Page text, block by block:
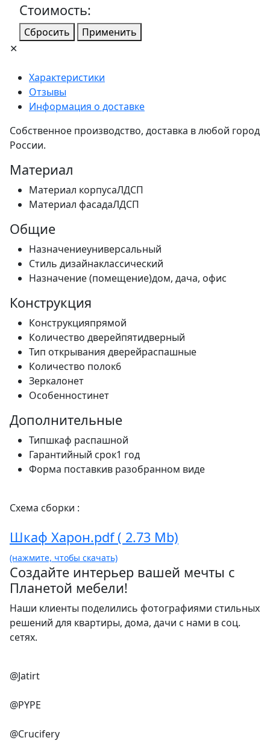
Стоимость:
Сбросить
Применить
✕
Характеристики
Отзывы
Информация о доставке
Собственное производство, доставка в любой город
России.
Материал
Материал корпусаЛДСП
Материал фасадаЛДСП
Общие
Назначениеуниверсальный
Стиль дизайнаклассический
Назначение (помещение)дом, дача, офис
Конструкция
Конструкцияпрямой
Количество дверейпятидверный
Тип открывания дверейраспашные
Количество полок6
Зеркалонет
Особенностинет
Дополнительные
Типшкаф распашной
Гарантийный срок1 год
Форма поставкив разобранном виде
Схема сборки :
Шкаф Харон.pdf ( 2.73 Mb)
(нажмите, чтобы скачать)
Создайте интерьер вашей мечты с
Планетой мебели!
Наши клиенты поделились фотографиями стильных
решений для квартиры, дома, дачи с нами в соц.
сетях.
@Jatirt
@PYPE
@Crucifery